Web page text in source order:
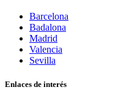
Barcelona
Badalona
Madrid
Valencia
Sevilla
Enlaces de interés